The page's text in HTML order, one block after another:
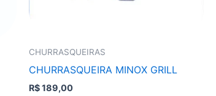
CHURRASQUEIRAS
CHURRASQUEIRA MINOX GRILL
R$189,00